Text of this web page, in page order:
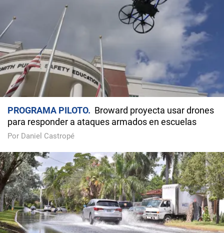
PROGRAMA PILOTO
Broward proyecta usar drones
para responder a ataques armados en escuelas
Por Daniel Castropé